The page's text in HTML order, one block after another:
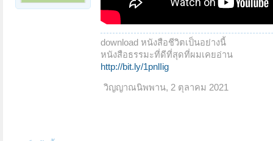
download หนังสือชีวิตเป็นอย่างนี้
หนังสือธรรมะที่ดีที่สุดที่ผมเคยอ่าน
http://bit.ly/1pnlIig
วิญญาณนิพพาน, 2 ตุลาคม 2021